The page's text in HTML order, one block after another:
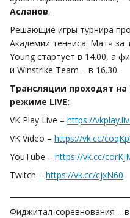
Асланов.
Решающие игры турнира
Академии тенниса. Матч за
Young стартует в 14.00, а
и Winstrike Team – в 16.30.
Трансляции проходят
режиме LIVE:
VK Play Live – https://
VK Video – https://vk.cc/
YouTube – https://vk.cc/
Twitch – https://vk.cc/cjxN60
Фиджитал-соревнования –